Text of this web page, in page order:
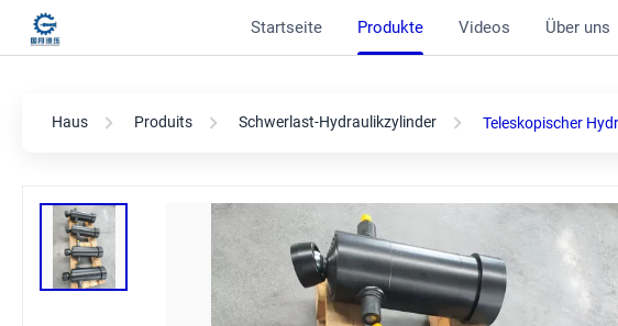
Startseite Produkte Videos Über uns
Haus Produits Schwerlast-Hydraulikzylinder Teleskopischer